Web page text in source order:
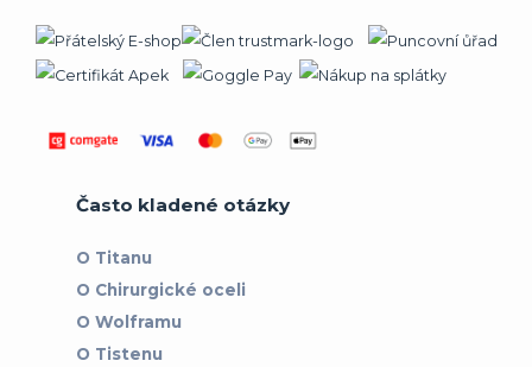
Často kladené otázky
O Titanu
O Chirurgické oceli
O Wolframu
O Tistenu